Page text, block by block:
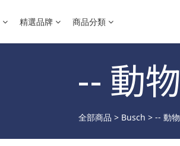
精選品牌 商品分類
-- 動物
全部商品 > Busch >-- 動物